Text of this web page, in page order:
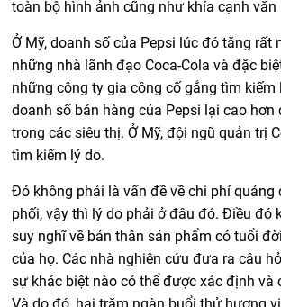
toàn bộ hình ảnh cũng như khía cạnh văn
Ở Mỹ, doanh số của Pepsi lúc đó tăng rất
những nhà lãnh đạo Coca-Cola và đặc
những công ty gia công cố gắng tìm kiếm
doanh số bán hàng của Pepsi lại cao hơn
trong các siêu thị. Ở Mỹ, đội ngũ quản trị
tìm kiếm lý do.
Đó không phải là vấn đề về chi phí quảng
phối, vậy thì lý do phải ở đâu đó. Điều đó
suy nghĩ về bản thân sản phẩm có tuổi
của họ. Các nhà nghiên cứu đưa ra câu
sự khác biệt nào có thể được xác định và